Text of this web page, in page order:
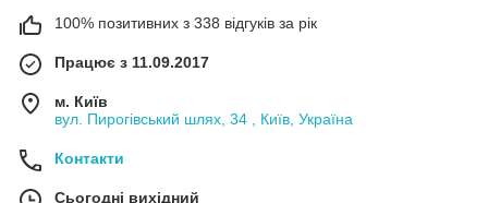
100% позитивних з 338 відгуків за рік
Працює з 11.09.2017
м. Київ
вул. Пирогівський шлях, 34 , Київ, Україна
Контакти
Сьогодні вихідний